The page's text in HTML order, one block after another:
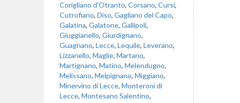
Corigliano d'Otranto, Corsano, Cursi,
Cutrofiano, Diso, Gagliano del Capo,
Galatina, Galatone, Gallipoli,
Giuggianello, Giurdignano,
Guagnano, Lecce, Lequile, Leverano,
Lizzanello, Maglie, Martano,
Martignano, Matino, Melendugno,
Melissano, Melpignano, Miggiano,
Minervino di Lecce, Monteroni di
Lecce, Montesano Salentino,